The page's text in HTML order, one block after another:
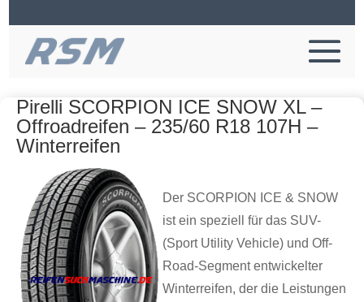
Pirelli SCORPION ICE SNOW XL –
Offroadreifen – 235/60 R18 107H –
Winterreifen
Der SCORPION ICE & SNOW
ist ein speziell für das SUV-
(Sport Utility Vehicle) und Off-
Road-Segment entwickelter
Winterreifen, der die Leistungen